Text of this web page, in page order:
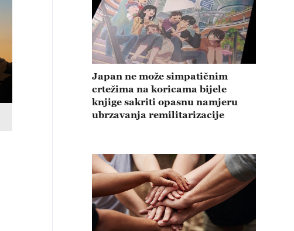
Japan ne može simpatičnim
crtežima na koricama bijele
knjige sakriti opasnu namjeru
ubrzavanja remilitarizacije